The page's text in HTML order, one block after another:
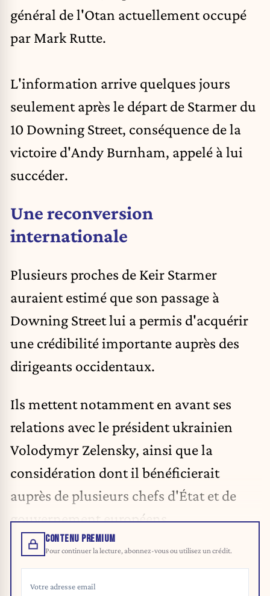
général del'Otan actuellement occupé
par Mark Rutte.
L'information arrive quelques jours
seulement après le départ de Starmer du
10 Downing Street, conséquence de la
victoire d'Andy Burnham, appelé à lui
succéder.
Une reconversion
internationale
Plusieurs proches de Keir Starmer
auraient estimé que son passage à
Downing Street lui a permis d'acquérir
une crédibilité importante auprès des
dirigeants occidentaux.
Ils mettent notamment en avant ses
relations avec le président ukrainien
Volodymyr Zelensky, ainsi que la
considération dont il bénéficierait
auprès de plusieurs chefs d'État et de
gouvernement européens.
CONTENU PREMIUM
Pour continuer la lecture, abonnez-vous ou utilisez un crédit.